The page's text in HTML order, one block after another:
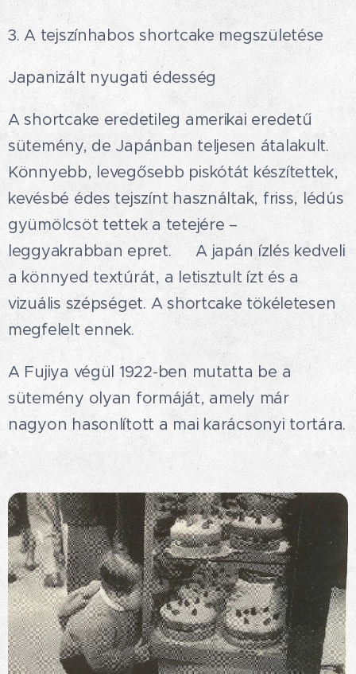
3. A tejszínhabos shortcake megszületése
Japanizált nyugati édesség
A shortcake eredetileg amerikai eredetű
sütemény, de Japánban teljesen átalakult.
Könnyebb, levegősebb piskótát készítettek,
kevésbé édes tejszínt használtak, friss, lédús
gyümölcsöt tettek a tetejére –
leggyakrabban epret. 🍓A japán ízlés kedveli
a könnyed textúrát, a letisztult ízt és a
vizuális szépséget. A shortcake tökéletesen
megfelelt ennek.🤗
A Fujiya végül 1922-ben mutatta be a
sütemény olyan formáját, amely már
nagyon hasonlított a mai karácsonyi tortára.
🍰